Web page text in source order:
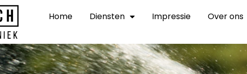
Home Diensten Impressie Over ons